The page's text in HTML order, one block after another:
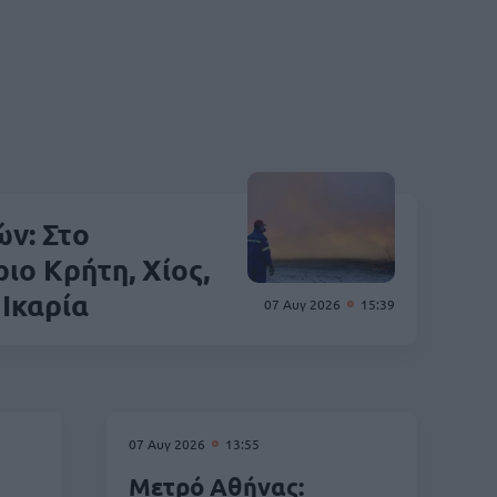
07 Αυγ 2026 15:39
Στο
Κρήτη, Χίος,
07 Αυγ 2026 13:55
Μετρό Αθήνας: